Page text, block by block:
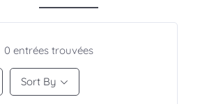
0 entrées trouvées
Sort By